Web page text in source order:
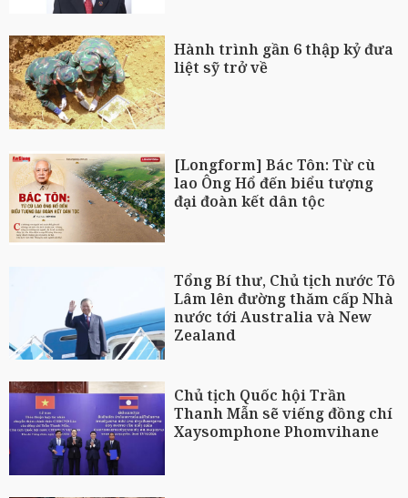
Hành trình gần 6 thập kỷ đưa
liệt sỹ trở về
[Longform] Bác Tôn: Từ cù
lao Ông Hổ đến biểu tượng
đại đoàn kết dân tộc
Tổng Bí thư, Chủ tịch nước Tô
Lâm lên đường thăm cấp Nhà
nước tới Australia và New
Zealand
Chủ tịch Quốc hội Trần
Thanh Mẫn sẽ viếng đồng chí
Xaysomphone Phomvihane